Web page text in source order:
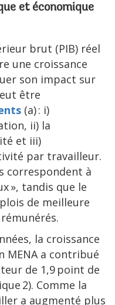
et économique
brut (PIB) réel
une croissance
son impact sur
être
(a) : i)
ii) la
et iii)
par travailleur.
correspondent à
», tandis que le
de meilleure
la croissance
MENA a contribué
de 1,9 point de
2). Comme la
a augmenté plus